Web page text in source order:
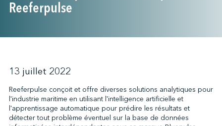
GREEN SHIPPING DAY
S'INFORMER
NOUS JOINDRE
Reeferpulse
13 juillet 2022
Reeferpulse conçoit et offre diverses solutions analytiques pour
l'industrie maritime en utilisant l'intelligence artificielle et
l'apprentissage automatique pour prédire les résultats et
détecter tout problème éventuel sur la base de données